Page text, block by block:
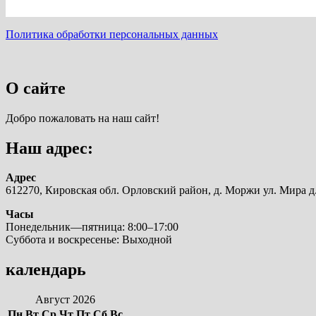
Политика обработки персональных данных
О сайте
Добро пожаловать на наш сайт!
Наш адрес:
Адрес
612270, Кировская обл. Орловский район, д. Моржи ул. Мира
Часы
Понедельник—пятница: 8:00–17:00
Суббота и воскресенье: Выходной
календарь
Август 2026